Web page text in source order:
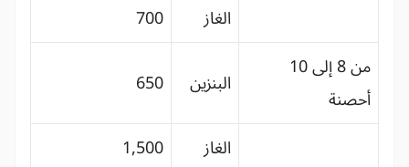
الغاز
700
من 8 إلى 10
أحصنة
البنزين
650
الغاز
1,500